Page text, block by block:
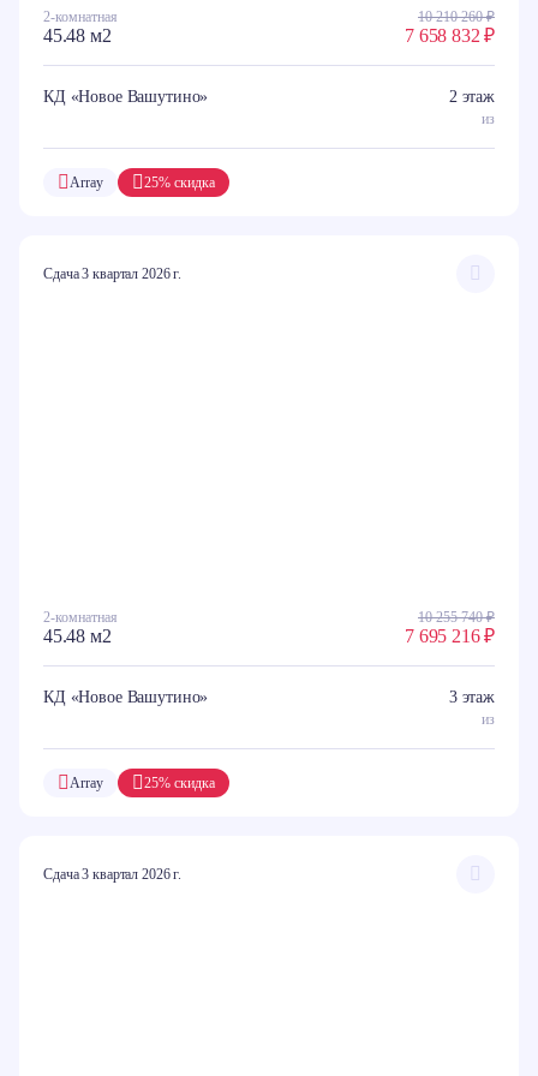
2-комнатная
45.48 м2
10 210 260 ₽
7 658 832 ₽
КД «Новое Вашутино» 2 этаж
из
25% скидка
Array
Сдача 3 квартал 2026 г.
2-комнатная
45.48 м2
10 255 740 ₽
7 695 216 ₽
КД «Новое Вашутино» 3 этаж
из
25% скидка
Array
Сдача 3 квартал 2026 г.